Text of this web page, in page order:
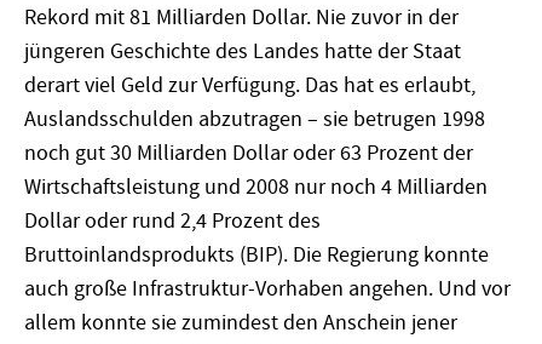
Rekord mit 81 Milliarden Dollar. Nie zuvor in der
jüngeren Geschichte des Landes hatte der Staat
derart viel Geld zur Verfügung. Das hat es erlaubt,
Auslandsschulden abzutragen – sie betrugen 1998
noch gut 30 Milliarden Dollar oder 63 Prozent der
Wirtschaftsleistung und 2008 nur noch 4 Milliarden
Dollar oder rund 2,4 Prozent des
Bruttoinlandsprodukts (BIP). Die Regierung konnte
auch große Infrastruktur-Vorhaben angehen. Und vor
allem konnte sie zumindest den Anschein jener